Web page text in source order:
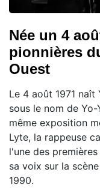
Née un 4
pionnières
Ouest
Le 4 août 1971 naît
sous le nom de
même exposition
Lyte, la rappeuse
l'une des
sa voix sur la
1990.